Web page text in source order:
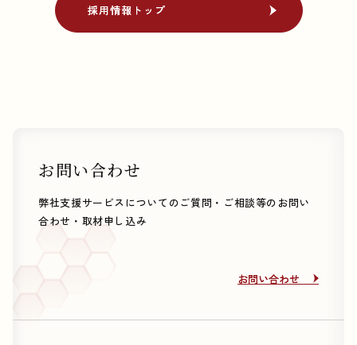
採用情報トップ
採用情報トップ
お問い合わせ
弊社支援サービスについてのご質問・ご相談等のお問い
合わせ・取材申し込み
お問い合わせ
お問い合わせ